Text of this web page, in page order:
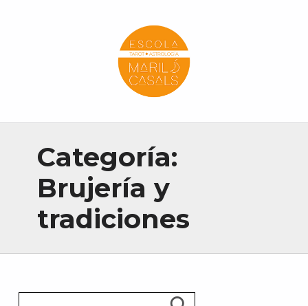
Categoría:
Brujería y
tradiciones